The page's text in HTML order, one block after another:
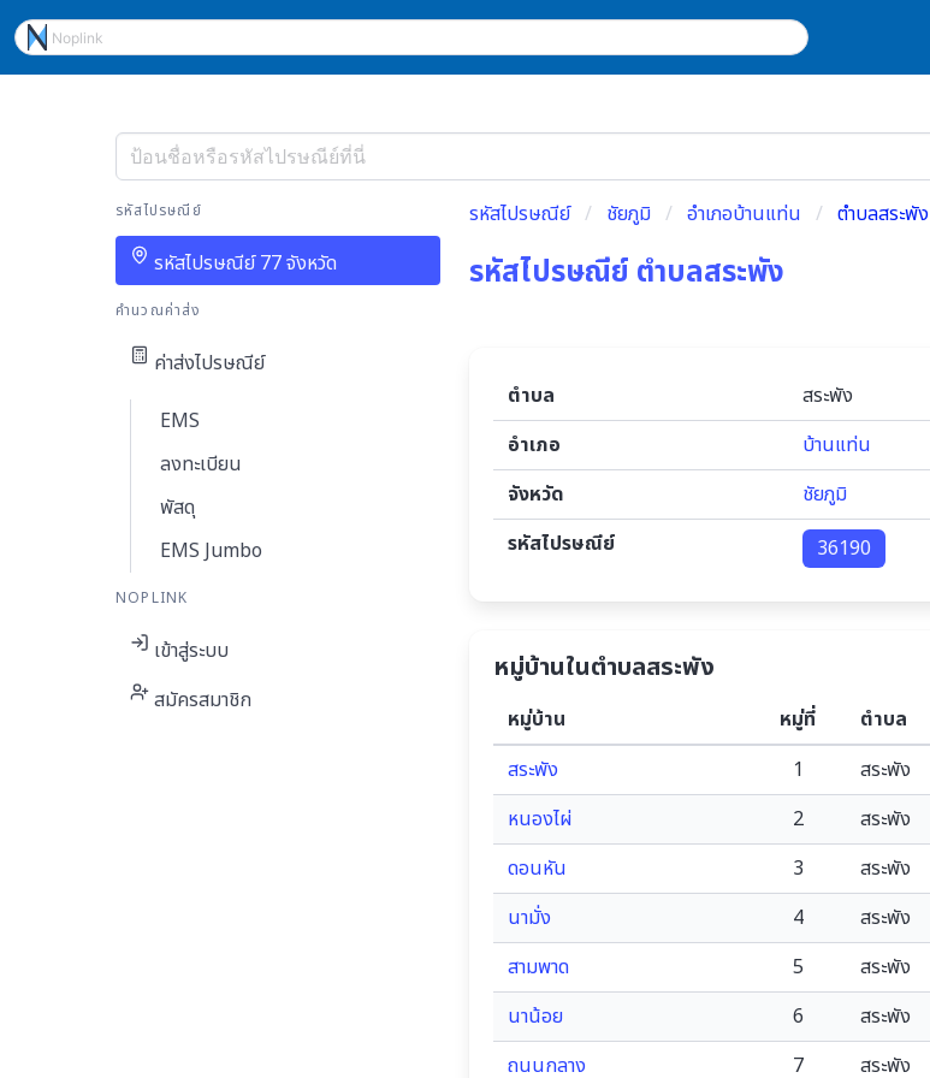
รหัสไปรษณีย์
รหัสไปรษณีย์ 77 จังหวัด
คำนวณค่าส่ง
ค่าส่งไปรษณีย์
EMS
ลงทะเบียน
พัสดุ
EMS Jumbo
NOPLINK
เข้าสู่ระบบ
สมัครสมาชิก
รหัสไปรษณีย์ ชัยภูมิ อำเภอบ้านแท่น ตำบลสระพัง
รหัสไปรษณีย์ ตำบลสระพัง
ตำบล
สระพัง
อำเภอ
บ้านแท่น
จังหวัด
ชัยภูมิ
รหัสไปรษณีย์
36190
หมู่บ้านในตำบลสระพัง
หมู่บ้าน หมู่ที่ ตำบล
สระพัง
1 สระพัง
หนองไผ่
2 สระพัง
ดอนหัน
3 สระพัง
นามั่ง
4 สระพัง
สามพาด
5 สระพัง
นาน้อย
6 สระพัง
ถนนกลาง
7 สระพัง